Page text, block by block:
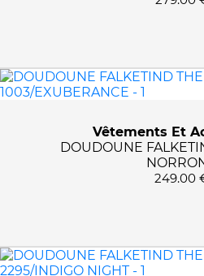
Vêtements Et
DOUDOUNE
249.00